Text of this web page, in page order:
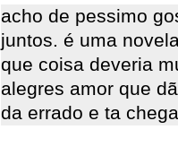
acho de pessimo
juntos. é uma
que coisa deveria
alegres amor que
da errado e ta